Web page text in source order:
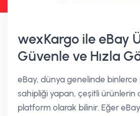
wexKargo ile eBay
Güvenle ve Hızla
eBay, dünya genelinde binlerce
sahipliği yapan, çeşitli ürünlerin
platform olarak bilinir. Eğer